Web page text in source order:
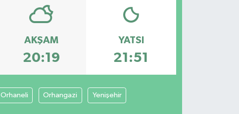
AKŞAM
20:19
YATSI
21:51
Orhaneli Orhangazi Yenişehir